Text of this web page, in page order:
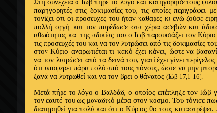
Στη συνέχεια ο Ιώβ πήρε το λόγο και κατηγόρησε τους
παρηγορητές στις δοκιμασίες του, τις οποίες περιγράφει
τονίζει ότι οι προσευχές του ήταν καθαρές κι ενώ ζούσε
πολλή οργή και τον παρέδωσε στα χέρια ασεβών και
αθωότητας και της αδικίας του ο Ιώβ παρουσιάζει τον
τις προσευχές του και να τον λυτρώσει από τις δοκιμασίες
στον Κύριο αναρωτιέται τι κακό έχει κάνει, ώστε να
να τον λυτρώσει από τα δεινά του, γιατί έχει γίνει
ότι υποφέρει πάρα πολύ από τους πόνους, ώστε να μην
ξανά να λυτρωθεί και να τον βρει ο θάνατος (Ιώβ 17,1-16).
Μετά πήρε το λόγο ο Βαλδάδ, ο οποίος επέπληξε τον Ιώβ
τον εαυτό του ως μοναδικό μέσα στον κόσμο. Του τόνισε
διατηρηθεί για πολύ και ότι ο Κύριος θα τους